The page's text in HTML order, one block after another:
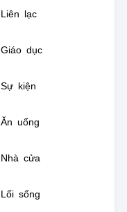
Liên lạc
Giáo dục
Sự kiện
Ăn uống
Nhà cửa
Lối sống